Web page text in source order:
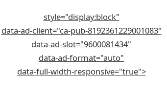
style="display:block"
data-ad-client="ca-pub-8192361229001083"
data-ad-slot="9600081434"
data-ad-format="auto"
data-full-width-responsive="true">